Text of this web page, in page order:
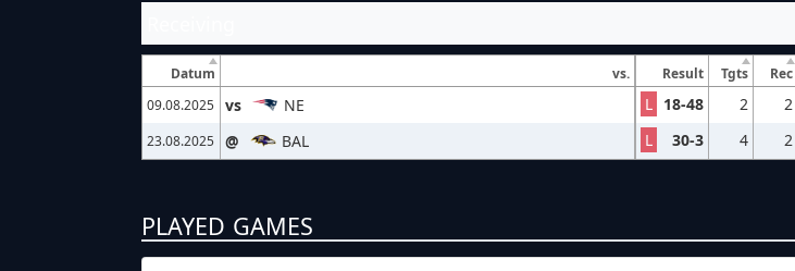
Datum vs. Result Tgts Rec
09.08.2025 vs NE L 18-48 2 2
23.08.2025 @ BAL L 30-3 4 2
PLAYED GAMES